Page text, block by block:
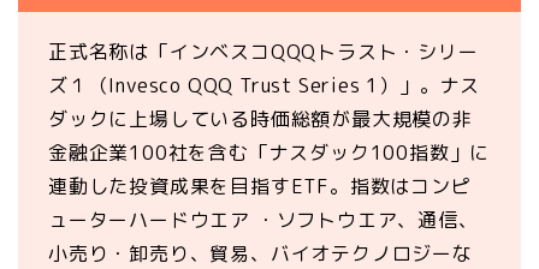
正式名称は「インベスコQQQトラスト・シリー
ズ１（Invesco QQQ Trust Series 1）」。ナス
ダックに上場している時価総額が最大規模の非
金融企業100社を含む「ナスダック100指数」に
連動した投資成果を目指すETF。指数はコンピ
ューターハードウエア ・ソフトウエア、通信、
小売り・卸売り、貿易、バイオテクノロジーな